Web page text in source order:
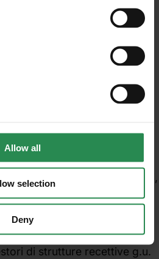
Allow all
selection
Deny
del biofilm;
in tracce (in particolare ferro);
accumulo con scarso
della salute che forniscono
insieme di informazioni
aspetti epidemiologici,
della legionellosi:
e il controllo della
5/52000;
di strutture recettive g.u.